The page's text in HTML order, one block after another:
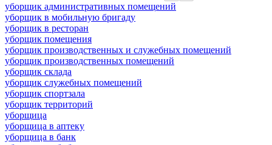
уборщик административных помещений
уборщик в мобильную бригаду
уборщик в ресторан
уборщик помещения
уборщик производственных и служебных помещений
уборщик производственных помещений
уборщик склада
уборщик служебных помещений
уборщик спортзала
уборщик территорий
уборщица
уборщица в аптеку
уборщица в банк